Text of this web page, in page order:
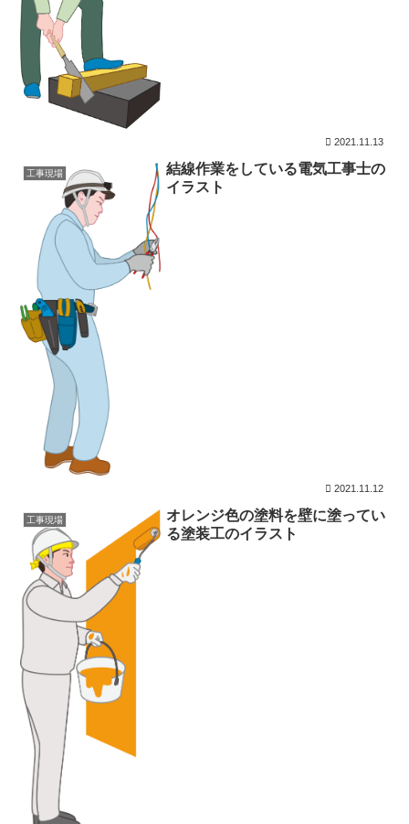
2021.11.13
工事現場
結線作業をしている電気工事士の
イラスト
2021.11.12
工事現場
オレンジ色の塗料を壁に塗ってい
る塗装工のイラスト